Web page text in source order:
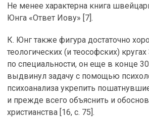
Не менее характерна книга
Юнга «Ответ Иову» [7].
К. Юнг также фигура достаточно
теологических (и теософских)
по специальности, он еще в конце
выдвинул задачу с помощью
психоанализа укрепить
и прежде всего объяснить и
христианства [16, с. 75].